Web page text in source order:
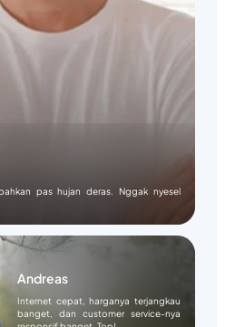
pas hujan deras. Nggak nyesel
Andreas
Internet cepat, harganya terjangkau
banget, dan customer service-nya